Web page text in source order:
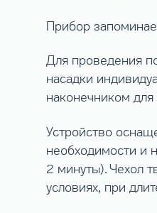
Прибор
Для проведения
насадки
наконечником для
Устройство
необходимости и
2 минуты). Чехол
условиях, при